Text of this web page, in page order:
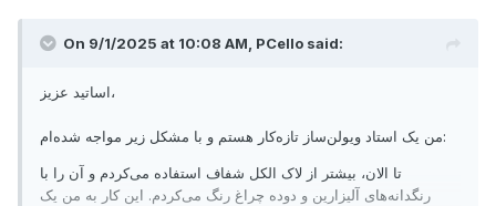
On 9/1/2025 at 10:08 AM, PCello said:
اساتید عزیز،
من یک استاد ویولن‌ساز تازه‌کار هستم و با مشکل زیر مواجه شده‌ام:
تا الان، بیشتر از لاک الکل شفاف استفاده می‌کردم و آن را با
رنگدانه‌های آلیزارین و دوده چراغ رنگ می‌کردم. این کار به من یک